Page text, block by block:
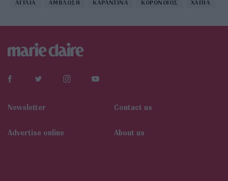
ΑΓΓΛΙΑ ΑΜΒΛΩΣΗ ΚΑΡΑΝΤΙΝΑ ΚΟΡΩΝΟΪΟΣ ΧΑΠΙΑ
Newsletter Contact us
Αdvertise online About us